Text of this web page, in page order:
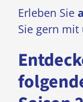
Erleben Sie
Sie gern mit